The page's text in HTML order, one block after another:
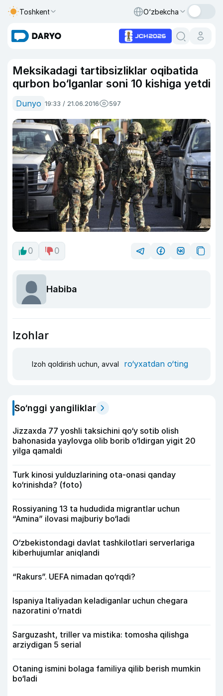
Toshkent O‘zbekcha
Meksikadagi tartibsizliklar oqibatida
qurbon bo‘lganlar soni 10 kishiga yetdi
Dunyo 19:33 / 21.06.2016 597
0 0
Habiba
Izohlar
Izoh qoldirish uchun, avval ro‘yxatdan o‘ting
So‘nggi yangiliklar
Jizzaxda 77 yoshli taksichini qo‘y sotib olish
bahonasida yaylovga olib borib o‘ldirgan yigit 20
yilga qamaldi
Turk kinosi yulduzlarining ota-onasi qanday
ko‘rinishda? (foto)
Rossiyaning 13 ta hududida migrantlar uchun
“Amina” ilovasi majburiy bo‘ladi
O‘zbekistondagi davlat tashkilotlari serverlariga
kiberhujumlar aniqlandi
“Rakurs”. UEFA nimadan qo‘rqdi?
Ispaniya Italiyadan keladiganlar uchun chegara
nazoratini oʻrnatdi
Sarguzasht, triller va mistika: tomosha qilishga
arziydigan 5 serial
Otaning ismini bolaga familiya qilib berish mumkin
bo‘ladi